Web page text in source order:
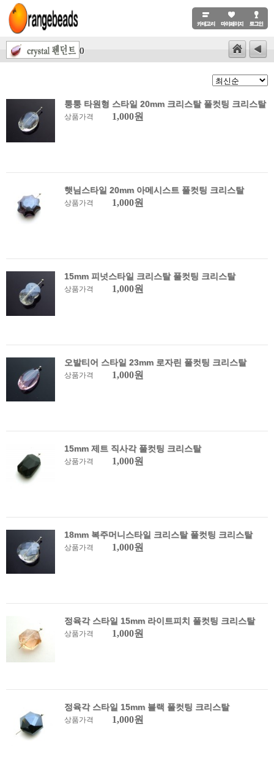
()
퉁퉁 타원형 스타일 20mm 크리스탈 풀컷팅 크리스탈
상품가격 1,000원
햇님스타일 20mm 아메시스트 풀컷팅 크리스탈
상품가격 1,000원
15mm 피넛스타일 크리스탈 풀컷팅 크리스탈
상품가격 1,000원
오발티어 스타일 23mm 로자린 풀컷팅 크리스탈
상품가격 1,000원
15mm 제트 직사각 풀컷팅 크리스탈
상품가격 1,000원
18mm 복주머니스타일 크리스탈 풀컷팅 크리스탈
상품가격 1,000원
정육각 스타일 15mm 라이트피치 풀컷팅 크리스탈
상품가격 1,000원
정육각 스타일 15mm 블랙 풀컷팅 크리스탈
상품가격 1,000원